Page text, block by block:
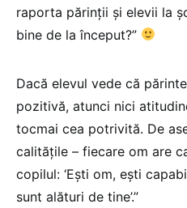
raporta părinții și elevii la
bine de la început?”
Dacă elevul vede că
pozitivă, atunci nici
tocmai cea potrivită. De
calitățile – fiecare om are
copilul: ‘Ești om, ești
sunt alături de tine’.”